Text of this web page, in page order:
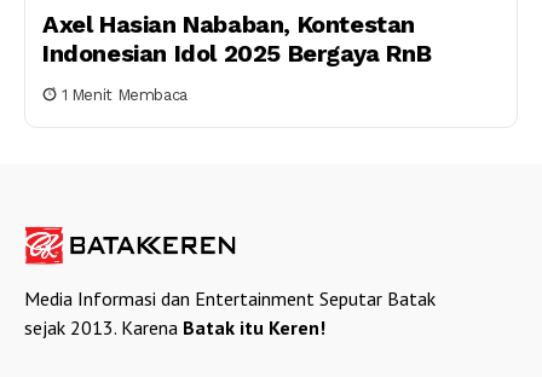
Axel Hasian Nababan, Kontestan
Indonesian Idol 2025 Bergaya RnB
1 Menit Membaca
Media Informasi dan Entertainment Seputar Batak
sejak 2013. Karena Batak itu Keren!